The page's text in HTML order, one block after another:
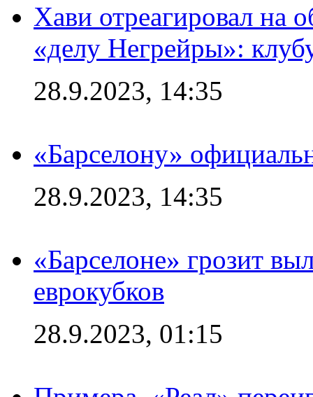
Хави отреагировал на
«делу Негрейры»:
28.9.2023, 14:35
«Барселону»
28.9.2023, 14:35
«Барселоне» грозит
еврокубков
28.9.2023, 01:15